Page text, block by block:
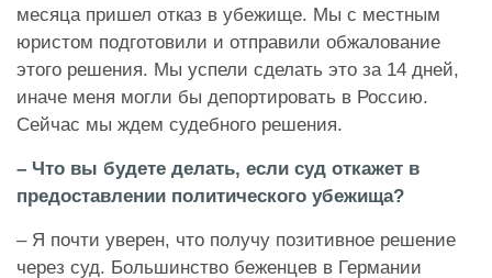
месяца пришел отказ в убежище. Мы с местным
юристом подготовили и отправили обжалование
этого решения. Мы успели сделать это за 14 дней,
иначе меня могли бы депортировать в Россию.
Сейчас мы ждем судебного решения.
– Что вы будете делать, если суд откажет в
предоставлении политического убежища?
– Я почти уверен, что получу позитивное решение
через суд. Большинство беженцев в Германии